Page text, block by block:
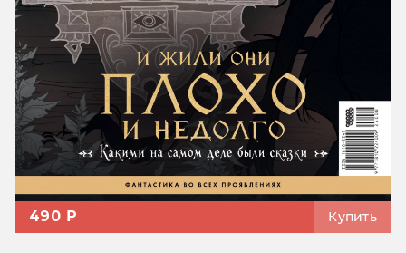
490 ₽ Купить